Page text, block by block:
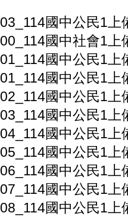
03_114國中公民1上
00_114國中社會1上
01_114國中公民1上
01_114國中公民1上
02_114國中公民1上
03_114國中公民1上
04_114國中公民1上
05_114國中公民1上
06_114國中公民1上
07_114國中公民1上
08_114國中公民1上